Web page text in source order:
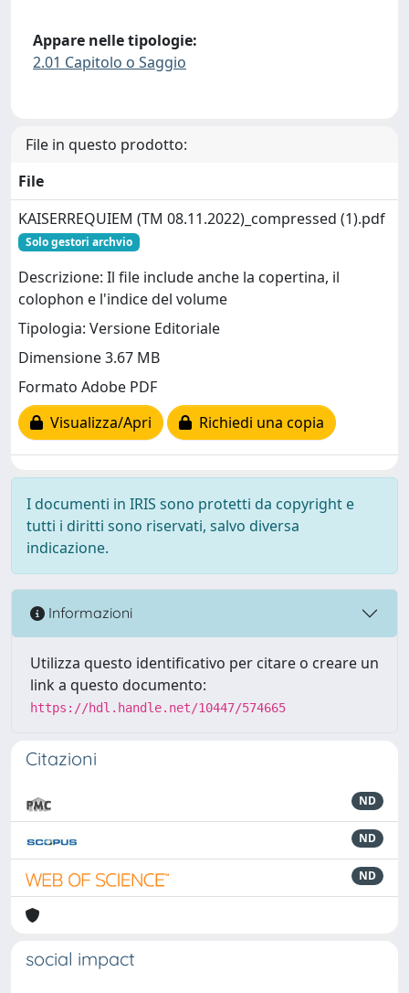
Appare nelle tipologie:
2.01 Capitolo o Saggio
File in questo prodotto:
File
KAISERREQUIEM (TM 08.11.2022)_compressed (1).pdf
Solo gestori archvio
Descrizione: Il file include anche la copertina, il
colophon e l'indice del volume
Tipologia: Versione Editoriale
Dimensione 3.67 MB
Formato Adobe PDF
Visualizza/Apri
Richiedi una copia
I documenti in IRIS sono protetti da copyright e
tutti i diritti sono riservati, salvo diversa
indicazione.
Informazioni
Utilizza questo identificativo per citare o creare un
link a questo documento:
https://hdl.handle.net/10447/574665
Citazioni
ND
ND
ND
social impact